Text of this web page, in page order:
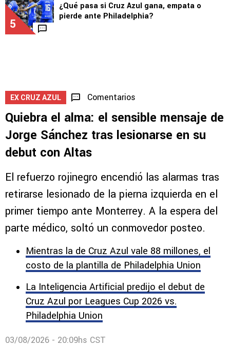
5
¿Qué pasa si Cruz Azul gana, empata o
pierde ante Philadelphia?
EX CRUZ AZUL Comentarios
Quiebra el alma: el sensible mensaje de
Jorge Sánchez tras lesionarse en su
debut con Altas
El refuerzo rojinegro encendió las alarmas tras
retirarse lesionado de la pierna izquierda en el
primer tiempo ante Monterrey. A la espera del
parte médico, soltó un conmovedor posteo.
Mientras la de Cruz Azul vale 88 millones, el
costo de la plantilla de Philadelphia Union
La Inteligencia Artificial predijo el debut de
Cruz Azul por Leagues Cup 2026 vs.
Philadelphia Union
03/08/2026 - 20:09hs CST